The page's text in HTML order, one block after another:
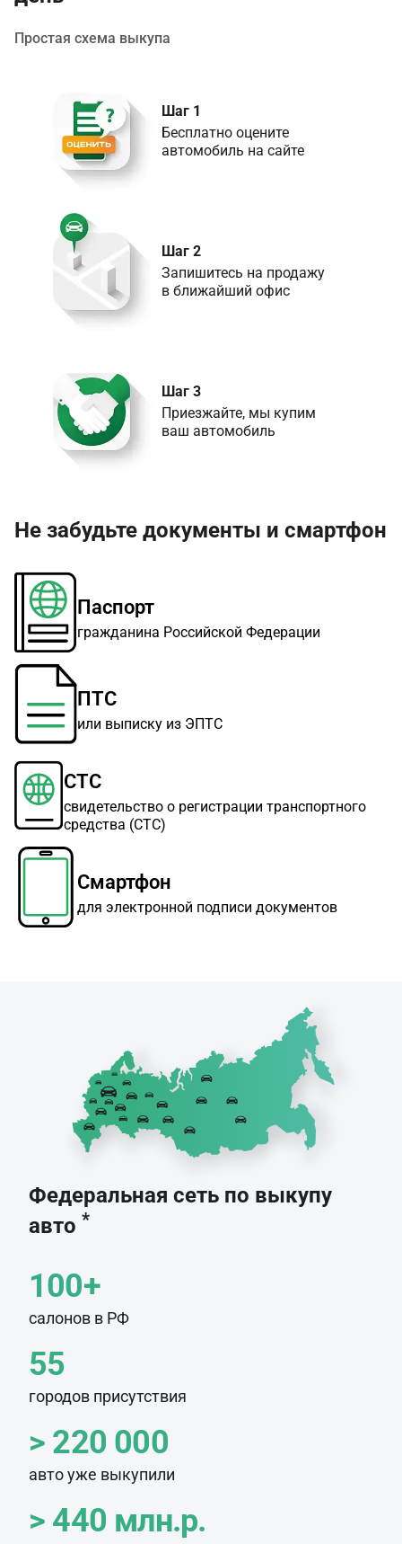
Простая схема выкупа
Шаг 1
Бесплатно оцените
Шаг 2
Запишитесь на продажу
в ближайший офис
Шаг 3
Приезжайте, мы купим
ваш автомобиль
Не забудьте документы и смартфон
Паспорт
гражданина Российской Федерации
ПТС
или выписку из ЭПТС
СТС
свидетельство о регистрации транспортного
средства (СТС)
Смартфон
для электронной подписи документов
Федеральная сеть по выкупу
авто *
100+
салонов в РФ
55
городов присутствия
> 220 000
авто уже выкупили
> 440 млн.р.